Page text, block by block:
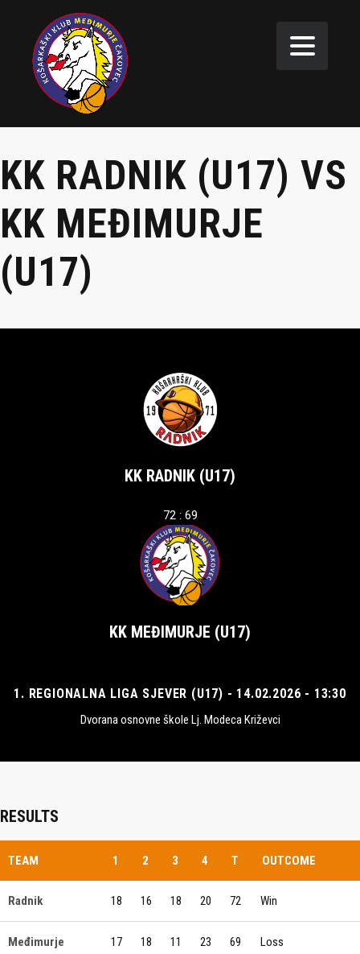
KK RADNIK (U17) VS
KK MEĐIMURJE
(U17)
KK RADNIK (U17)
72 : 69
KK MEĐIMURJE (U17)
1. REGIONALNA LIGA SJEVER (U17) - 14.02.2026 - 13:30
Dvorana osnovne škole Lj. Modeca Križevci
RESULTS
TEAM 1 2 3 4 T OUTCOME
Radnik 18 16 18 20 72 Win
Međimurje 17 18 11 23 69 Loss